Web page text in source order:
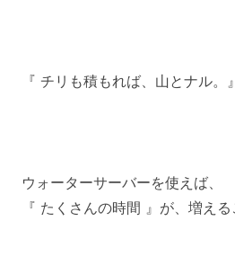
『 チリも積もれば、山とナル。』
ウォーターサーバーを使えば、
『 たくさんの時間 』が、増える